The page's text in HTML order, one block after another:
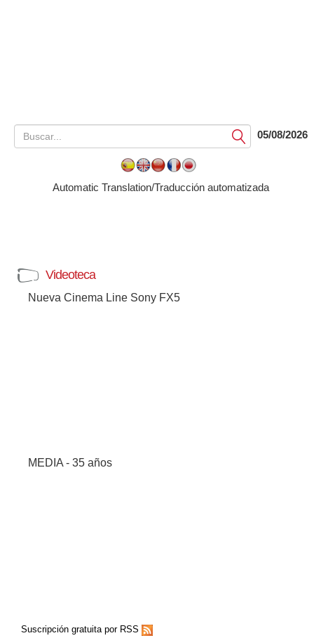
Submit05/08/2026
Automatic Translation/Traducción automatizada
Videoteca
Nueva Cinema Line Sony FX5
MEDIA - 35 años
Suscripción gratuita por RSS